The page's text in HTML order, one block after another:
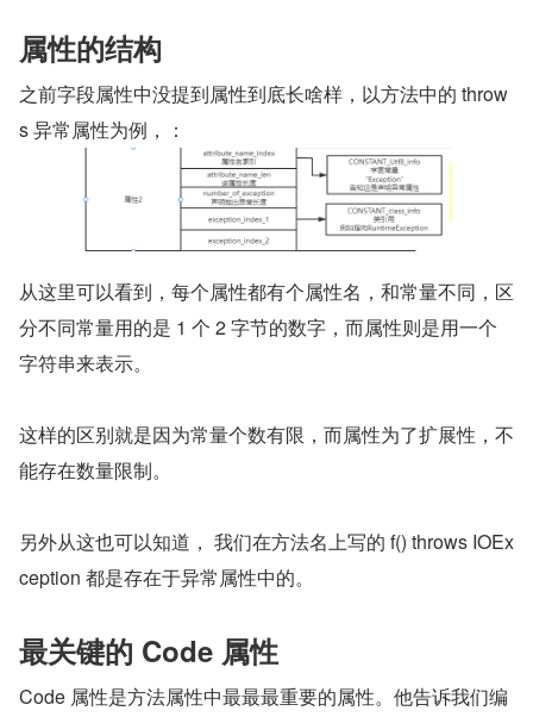
属性的结构
之前字段属性中没提到属性到底长啥样，以方法中的 throw
s 异常属性为例，：
从这里可以看到，每个属性都有个属性名，和常量不同，区
分不同常量用的是 1 个 2 字节的数字，而属性则是用一个
字符串来表示。
这样的区别就是因为常量个数有限，而属性为了扩展性，不
能存在数量限制。
另外从这也可以知道， 我们在方法名上写的 f() throws IOEx
ception 都是存在于异常属性中的。
最关键的 Code 属性
Code 属性是方法属性中最最最重要的属性。他告诉我们编